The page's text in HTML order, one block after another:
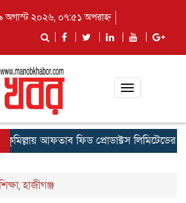
অগাস্ট ২০২৬, ০৭:৫১ অপরাহ্ন
Toggle
আফতাব ফিড প্রোডাক্টস লিমিটেডের
,হাজীগঞ্জ